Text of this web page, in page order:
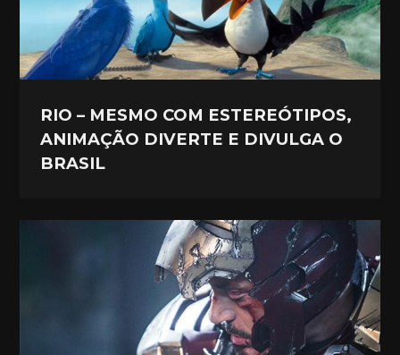
RIO – MESMO COM ESTEREÓTIPOS,
ANIMAÇÃO DIVERTE E DIVULGA O
BRASIL